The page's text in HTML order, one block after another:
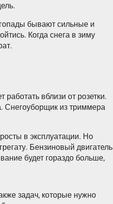
бывают сильные и
Когда снега в зиму
вблизи от розетки.
. Снегоуборщик из триммера
в эксплуатации. Но
Бензиновый двигатель
будет гораздо больше,
задач, которые нужно